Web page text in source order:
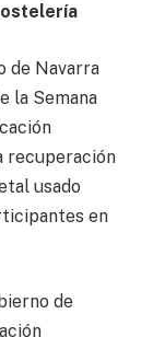
de Navarra
la Semana
recuperación
usado
en
de